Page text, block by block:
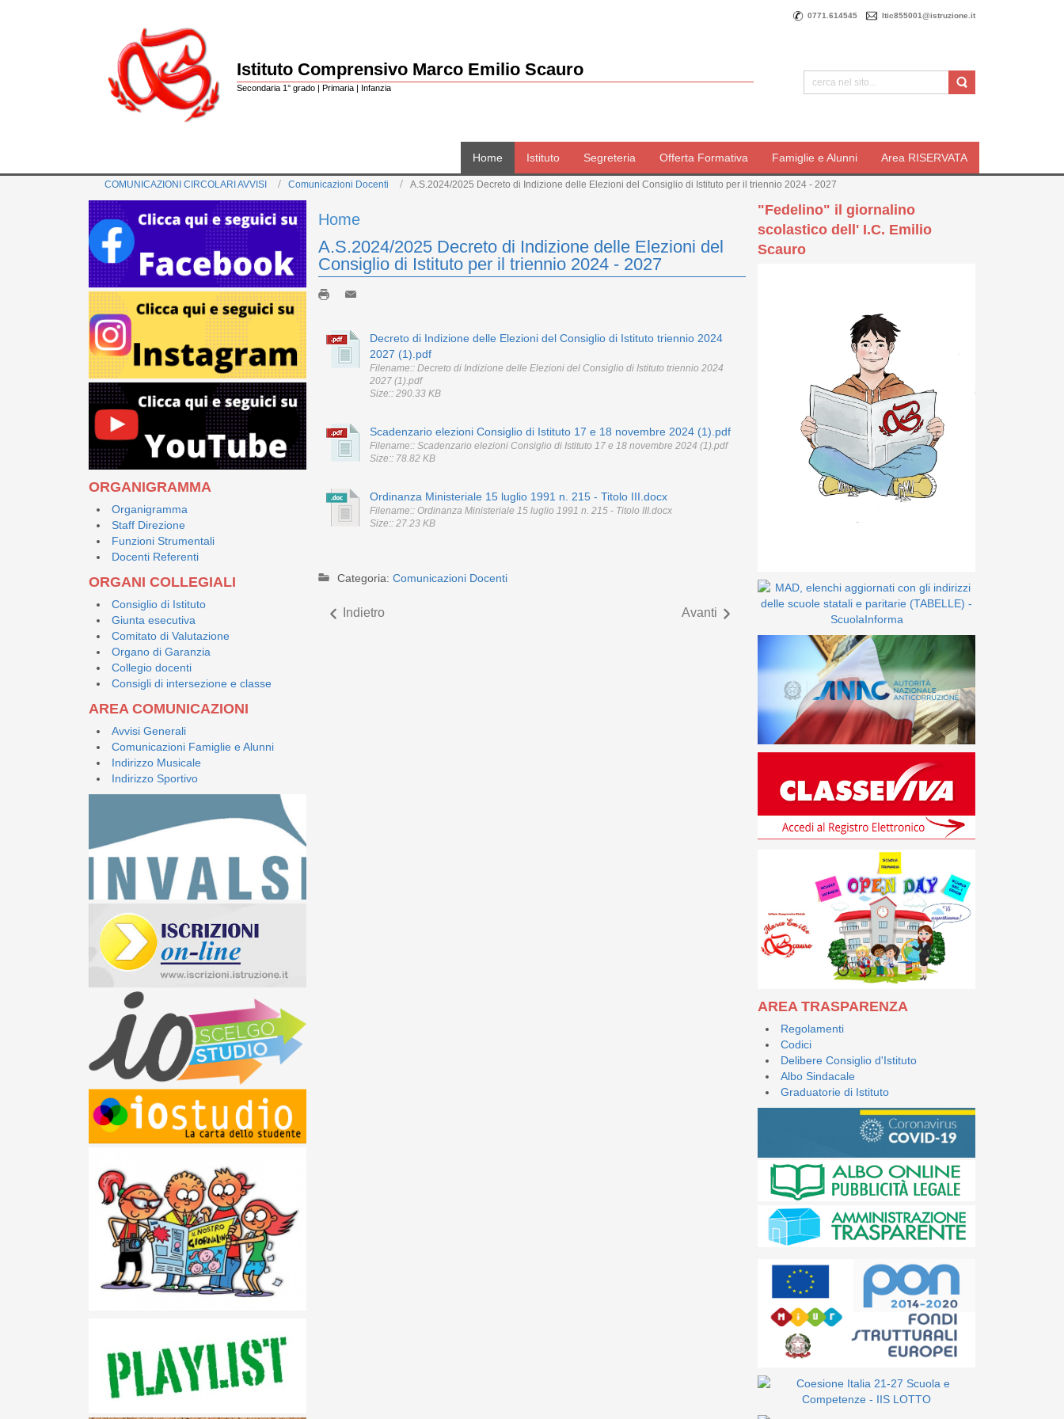
0771.614545 ltic855001@istruzione.it
Istituto Comprensivo Marco Emilio Scauro
Secondaria 1° grado | Primaria | Infanzia
Home Istituto Segreteria Offerta Formativa Famiglie e Alunni Area RISERVATA
COMUNICAZIONI CIRCOLARI AVVISI Comunicazioni Docenti A.S.2024/2025 Decreto di Indizione delle Elezioni del Consiglio di Istituto per il triennio 2024 - 2027
ORGANIGRAMMA
Organigramma
Staff Direzione
Funzioni Strumentali
Docenti Referenti
ORGANI COLLEGIALI
Consiglio di Istituto
Giunta esecutiva
Comitato di Valutazione
Organo di Garanzia
Collegio docenti
Consigli di intersezione e classe
AREA COMUNICAZIONI
Avvisi Generali
Comunicazioni Famiglie e Alunni
Indirizzo Musicale
Indirizzo Sportivo
Home
A.S.2024/2025 Decreto di Indizione delle Elezioni del
Consiglio di Istituto per il triennio 2024 - 2027
Decreto di Indizione delle Elezioni del Consiglio di Istituto triennio 2024
2027 (1).pdf
Filename:: Decreto di Indizione delle Elezioni del Consiglio di Istituto triennio 2024
2027 (1).pdf
Size:: 290.33 KB
Scadenzario elezioni Consiglio di Istituto 17 e 18 novembre 2024 (1).pdf
Filename:: Scadenzario elezioni Consiglio di Istituto 17 e 18 novembre 2024 (1).pdf
Size:: 78.82 KB
Ordinanza Ministeriale 15 luglio 1991 n. 215 - Titolo III.docx
Filename:: Ordinanza Ministeriale 15 luglio 1991 n. 215 - Titolo III.docx
Size:: 27.23 KB
Categoria: Comunicazioni Docenti
Indietro Avanti
"Fedelino" il giornalino
scolastico dell' I.C. Emilio
Scauro
AREA TRASPARENZA
Regolamenti
Codici
Delibere Consiglio d'Istituto
Albo Sindacale
Graduatorie di Istituto